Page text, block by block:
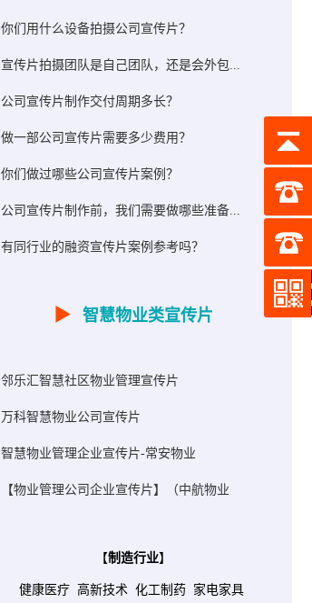
你们用什么设备拍摄公司宣传片？
宣传片拍摄团队是自己团队，还是会外包...
公司宣传片制作交付周期多长？
做一部公司宣传片需要多少费用？
你们做过哪些公司宣传片案例？
公司宣传片制作前，我们需要做哪些准备...
有同行业的融资宣传片案例参考吗？
▶ 智慧物业类宣传片
邻乐汇智慧社区物业管理宣传片
万科智慧物业公司宣传片
智慧物业管理企业宣传片-常安物业
【物业管理公司企业宣传片】（中航物业
【制造行业】
健康医疗 高新技术 化工制药 家电家具